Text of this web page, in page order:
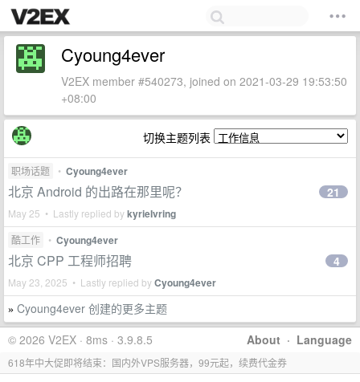
Cyoung4ever
V2EX member #540273, joined on 2021-03-29 19:53:50
+08:00
切换主题列表
职场话题 • Cyoung4ever
北京 Android 的出路在那里呢？
May 25 • Lastly replied bykyrieIvring
21
酷工作 • Cyoung4ever
北京 CPP 工程师招聘
May 23, 2025 • Lastly replied byCyoung4ever
4
» Cyoung4ever 创建的更多主题
About · Language
© 2026 V2EX · 8ms · 3.9.8.5
618年中大促即将结束：国内外VPS服务器，99元起，续费代金券